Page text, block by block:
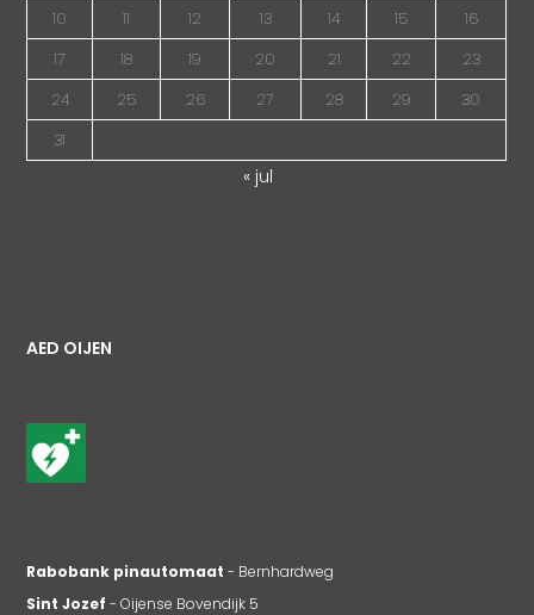
10
11 12 13 14 15
16
17
18 19 20 21 22
23
24
25 26 27 28 29
30
31
« jul
AED OIJEN
Rabobank pinautomaat - Bernhardweg
Sint Jozef - Oijense Bovendijk 5